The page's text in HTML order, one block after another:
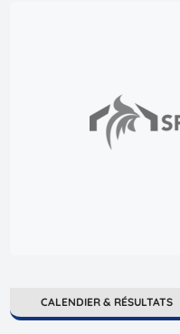
CALENDIER & RÉSULTATS